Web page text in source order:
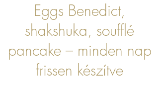
Eggs Benedict,
shakshuka, soufflé
pancake – minden nap
frissen készítve